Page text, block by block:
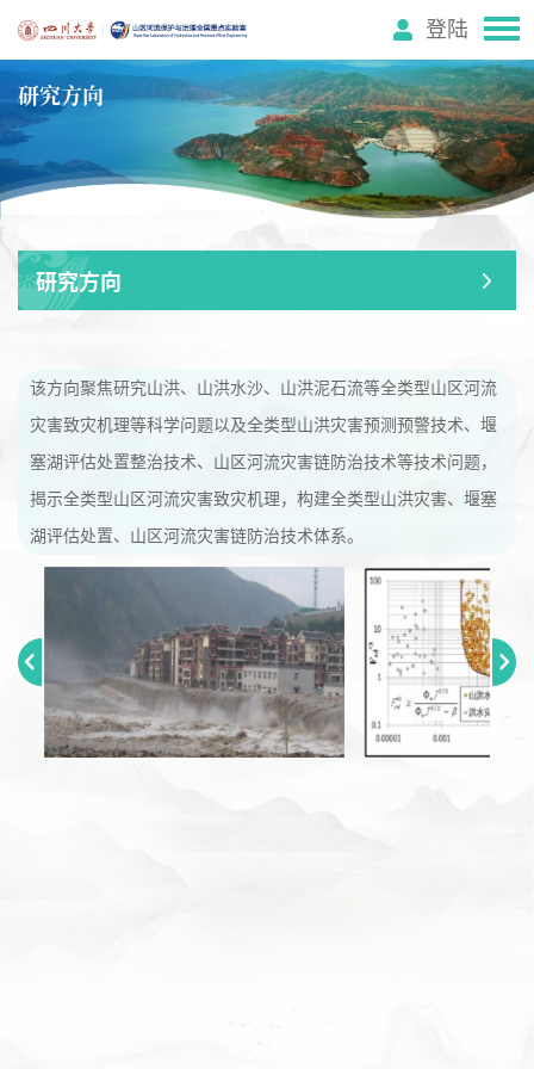
登陆
研究方向
研究方向
该方向聚焦研究山洪、山洪水沙、山洪泥石流等全类型山区河流
灾害致灾机理等科学问题以及全类型山洪灾害预测预警技术、堰
塞湖评估处置整治技术、山区河流灾害链防治技术等技术问题，
揭示全类型山区河流灾害致灾机理，构建全类型山洪灾害、堰塞
湖评估处置、山区河流灾害链防治技术体系。